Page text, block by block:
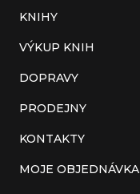
KNIHY
VÝKUP KNIH
DOPRAVY
PRODEJNY
KONTAKTY
MOJE OBJEDNÁVKA